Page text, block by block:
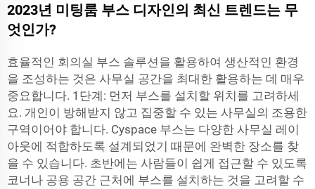
2023년 미팅룸 부스 디자인의 최신 트렌드는 무
엇인가?
효율적인 회의실 부스 솔루션을 활용하여 생산적인 환경
을 조성하는 것은 사무실 공간을 최대한 활용하는 데 매우
중요합니다. 1단계: 먼저 부스를 설치할 위치를 고려하세
요. 개인이 방해받지 않고 집중할 수 있는 사무실의 조용한
구역이어야 합니다. Cyspace 부스는 다양한 사무실 레이
아웃에 적합하도록 설계되었기 때문에 완벽한 장소를 찾
을 수 있습니다. 초반에는 사람들이 쉽게 접근할 수 있도록
코너나 공용 공간 근처에 부스를 설치하는 것을 고려할 수